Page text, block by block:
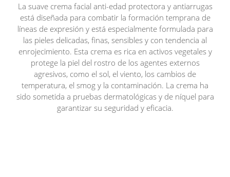
La suave crema facial anti-edad protectora y antiarrugas
está diseñada para combatir la formación temprana de
líneas de expresión y está especialmente formulada para
las pieles delicadas, finas, sensibles y con tendencia al
enrojecimiento. Esta crema es rica en activos vegetales y
protege la piel del rostro de los agentes externos
agresivos, como el sol, el viento, los cambios de
temperatura, el smog y la contaminación. La crema ha
sido sometida a pruebas dermatológicas y de níquel para
garantizar su seguridad y eficacia.